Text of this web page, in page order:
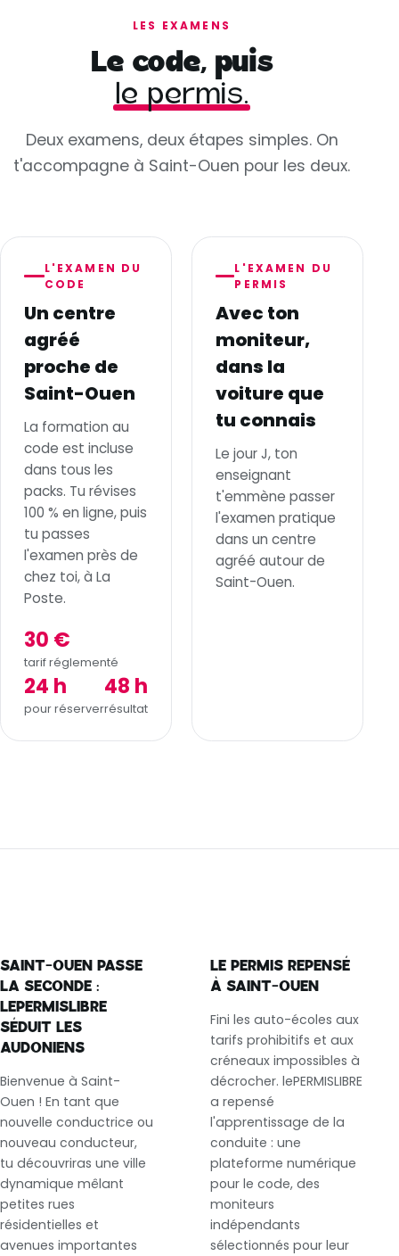
LES EXAMENS
Le code, puis
le permis.
Deux examens, deux étapes simples. On
t'accompagne à Saint-Ouen pour les deux.
L'EXAMEN DU
CODE
Un centre
agréé
proche de
Saint-Ouen
La formation au
code est incluse
dans tous les
packs. Tu révises
100 % en ligne, puis
tu passes
l'examen près de
chez toi, à La
Poste.
30 €
tarif réglementé
24 h
pour réserver
48 h
résultat
L'EXAMEN DU
PERMIS
Avec ton
moniteur,
dans la
voiture que
tu connais
Le jour J, ton
enseignant
t'emmène passer
l'examen pratique
dans un centre
agréé autour de
Saint-Ouen.
SAINT-OUEN PASSE
LA SECONDE :
LEPERMISLIBRE
SÉDUIT LES
AUDONIENS
Bienvenue à Saint-
Ouen ! En tant que
nouvelle conductrice ou
nouveau conducteur,
tu découvriras une ville
dynamique mêlant
petites rues
résidentielles et
avenues importantes
LE PERMIS REPENSÉ
À SAINT-OUEN
Fini les auto-écoles aux
tarifs prohibitifs et aux
créneaux impossibles à
décrocher. lePERMISLIBRE
a repensé
l'apprentissage de la
conduite : une
plateforme numérique
pour le code, des
moniteurs
indépendants
sélectionnés pour leur